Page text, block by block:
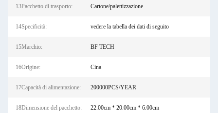
13Pacchetto di trasporto: Cartone/palettizzazione
14Specificità: vedere la tabella dei dati di seguito
15Marchio: BF TECH
16Origine: Cina
17Capacità di alimentazione: 200000PCS/YEAR
18Dimensione del pacchetto: 22.00cm * 20.00cm * 6.00cm